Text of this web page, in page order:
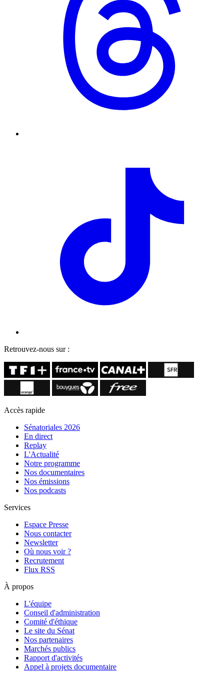
Retrouvez-nous sur :
Accès rapide
Sénatoriales 2026
En direct
Replay
L'Actualité
Notre programme
Nos documentaires
Nos émissions
Nos podcasts
Services
Espace Presse
Nous contacter
Newsletter
Où nous voir ?
Recrutement
Flux RSS
À propos
L'équipe
Conseil d'administration
Comité d'éthique
Le site du Sénat
Nos partenaires
Marchés publics
Rapport d'activités
Appel à projets documentaire